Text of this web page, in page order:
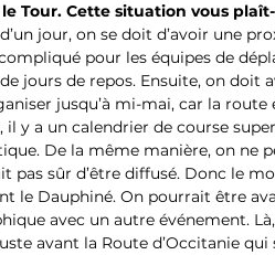
Tour. Cette situation vous
jour, on se doit d’avoir une
pour les équipes de
jours de repos. Ensuite, on doit
jusqu’à mi-mai, car la route
y a un calendrier de course
De la même manière, on ne
pas sûr d’être diffusé. Donc le
le Dauphiné. On pourrait être
avec un autre événement.
avant la Route d’Occitanie qui